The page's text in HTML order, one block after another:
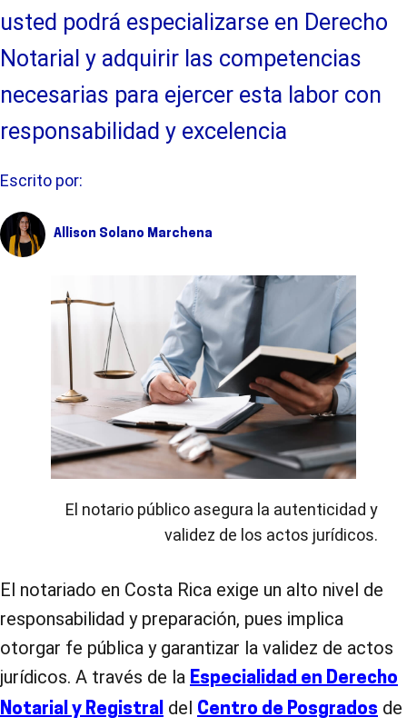
usted podrá especializarse en Derecho
Notarial y adquirir las competencias
necesarias para ejercer esta labor con
responsabilidad y excelencia
Escrito por:
Allison Solano Marchena
El notario público asegura la autenticidad y
validez de los actos jurídicos.
El notariado en Costa Rica exige un alto nivel de
responsabilidad y preparación, pues implica
otorgar fe pública y garantizar la validez de actos
jurídicos. A través de la Especialidad en Derecho
Notarial y Registral del Centro de Posgrados de